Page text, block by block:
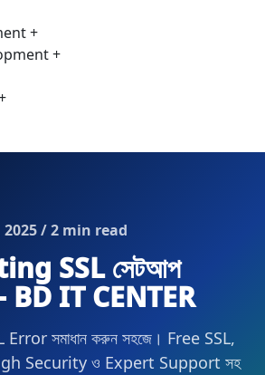
+
+
/ 2 min read
SSL সেটআপ
IT CENTER
সমাধান করুন সহজে। Free SSL,
Security ও Expert Support সহ